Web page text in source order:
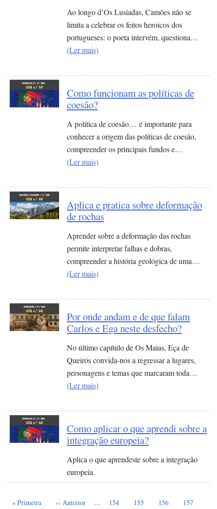
Ao longo d’Os Lusíadas, Camões não se
limita a celebrar os feitos heroicos dos
portugueses: o poeta intervém, questiona…
(Ler mais)
Como funcionam as políticas de
coesão?
A política de coesão… é importante para
conhecer a origem das políticas de coesão,
compreender os principais fundos e…
(Ler mais)
Aplica e pratica sobre deformação
de rochas
Aprender sobre a deformação das rochas
permite interpretar falhas e dobras,
compreender a história geológica de uma…
(Ler mais)
Por onde andam e de que falam
Carlos e Ega neste desfecho?
No último capítulo de Os Maias, Eça de
Queirós convida-nos a regressar a lugares,
personagens e temas que marcaram toda…
(Ler mais)
Como aplicar o que aprendi sobre a
integração europeia?
Aplica o que aprendeste sobre a integração
europeia.
Primeira página
« Primeira Página anterior
‹‹ Anterior … Page
154 Page
155 Page
156 Page
157